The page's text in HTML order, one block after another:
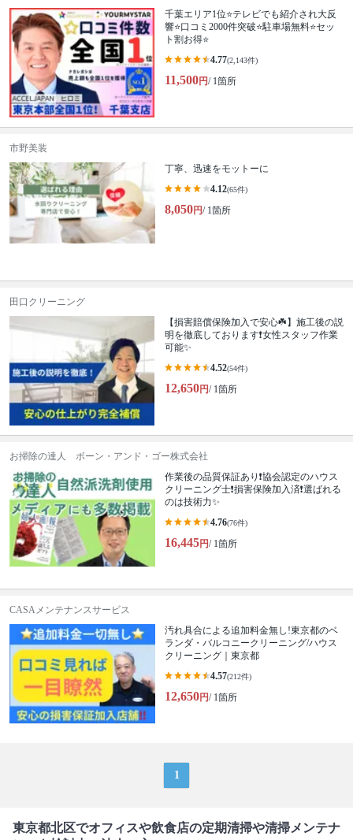
千葉エリア1位⭐テレビでも紹介され大反
響⭐️口コミ2000件突破⭐️駐車場無料⭐セッ
ト割お得⭐
4.77(2,143件)
11,500円/ 1箇所
市野美装
丁寧、迅速をモットーに
4.12(65件)
8,050円/ 1箇所
田口クリーニング
【損害賠償保険加入で安心☘️】施工後の説
明を徹底しております❗️女性スタッフ作業
可能✨
4.52(54件)
12,650円/ 1箇所
お掃除の達人 ボーン・アンド・ゴー株式会社
作業後の品質保証あり❗️協会認定のハウス
クリーニング士❗️損害保険加入済❗️選ばれる
のは技術力✨
4.76(76件)
16,445円/ 1箇所
CASAメンテナンスサービス
汚れ具合による追加料金無し!東京都のベ
ランダ・バルコニークリーニング/ハウス
クリーニング｜東京都
4.57(212件)
12,650円/ 1箇所
1
東京都北区でオフィスや飲食店の定期清掃や清掃メンテナ